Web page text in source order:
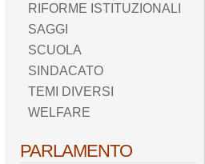
RIFORME ISTITUZIONALI
SAGGI
SCUOLA
SINDACATO
TEMI DIVERSI
WELFARE
PARLAMENTO